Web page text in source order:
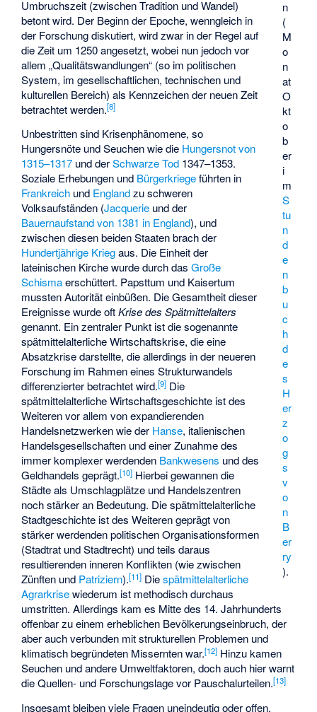
n
(
M
o
n
at
O
kt
o
b
er
i
m
S
tu
n
d
e
n
b
u
c
h
d
e
s
H
er
z
o
g
s
v
o
n
B
er
ry
).
Umbruchszeit (zwischen Tradition und Wandel)
betont wird. Der Beginn der Epoche, wenngleich in
der Forschung diskutiert, wird zwar in der Regel auf
die Zeit um 1250 angesetzt, wobei nun jedoch vor
allem „Qualitätswandlungen“ (so im politischen
System, im gesellschaftlichen, technischen und
kulturellen Bereich) als Kennzeichen der neuen Zeit
betrachtet werden.[8]
Unbestritten sind Krisenphänomene, so
Hungersnöte und Seuchen wie die Hungersnot von
1315–1317 und derSchwarze Tod 1347–1353.
Soziale Erhebungen und Bürgerkriegeführten in
Frankreich und Englandzu schweren
Volksaufständen (Jacquerie und der
Bauernaufstand von 1381 in England), und
zwischen diesen beiden Staaten brach der
Hundertjährige Kriegaus. Die Einheit der
lateinischen Kirche wurde durch dasGroße
Schismaerschüttert. Papsttum und Kaisertum
mussten Autorität einbüßen. Die Gesamtheit dieser
Ereignisse wurde oftKrise des Spätmittelalters
genannt. Ein zentraler Punkt ist die sogenannte
spätmittelalterliche Wirtschaftskrise, die eine
Absatzkrise darstellte, die allerdings in der neueren
Forschung im Rahmen eines Strukturwandels
differenzierter betrachtet wird.[9] Die
spätmittelalterliche Wirtschaftsgeschichte ist des
Weiteren vor allem von expandierenden
Handelsnetzwerken wie der Hanse, italienischen
Handelsgesellschaften und einer Zunahme des
immer komplexer werdenden Bankwesens und des
Geldhandels geprägt.[10] Hierbei gewannen die
Städte als Umschlagplätze und Handelszentren
noch stärker an Bedeutung. Die spätmittelalterliche
Stadtgeschichte ist des Weiteren geprägt von
stärker werdenden politischen Organisationsformen
(Stadtrat und Stadtrecht) und teils daraus
resultierenden inneren Konflikten (wie zwischen
Zünften und Patriziern).[11] Diespätmittelalterliche
Agrarkrisewiederum ist methodisch durchaus
umstritten. Allerdings kam es Mitte des 14. Jahrhunderts
offenbar zu einem erheblichen Bevölkerungseinbruch, der
aber auch verbunden mit strukturellen Problemen und
klimatisch begründeten Missernten war.[12] Hinzu kamen
Seuchen und andere Umweltfaktoren, doch auch hier warnt
die Quellen- und Forschungslage vor Pauschalurteilen.[13]
Insgesamt bleiben viele Fragen uneindeutig oder offen.